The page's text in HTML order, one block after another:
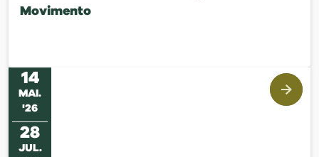
Movimento
14
MAI .
'26
28
JUL.